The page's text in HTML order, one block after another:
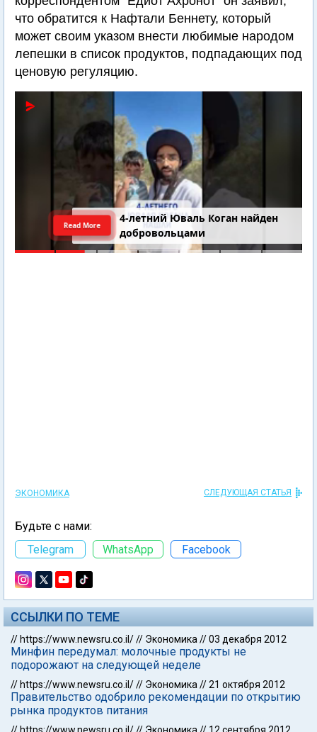
что обратится к Нафтали Беннету, который
может своим указом внести любимые народом
лепешки в список продуктов, подпадающих под
ценовую регуляцию.
4-летний Юваль Коган найден
добровольцами
Read More
ЭКОНОМИКА СЛЕДУЮЩАЯ СТАТЬЯ
Будьте с нами:
Telegram
WhatsApp Facebook
ССЫЛКИ ПО ТЕМЕ
// https://www.newsru.co.il/// Экономика //03 декабря 2012
Минфин передумал: молочные продукты не
подорожают на следующей неделе
// https://www.newsru.co.il/// Экономика //21 октября 2012
Правительство одобрило рекомендации по открытию
рынка продуктов питания